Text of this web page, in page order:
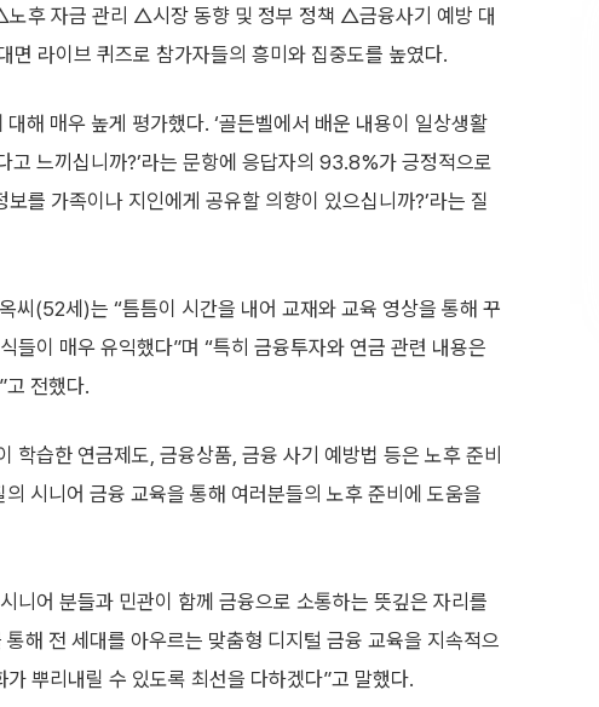
후 자금 관리 △시장 동향 및 정부 정책 △금융사기 예방 대
라이브 퀴즈로 참가자들의 흥미와 집중도를 높였다.
해 매우 높게 평가했다. ‘골든벨에서 배운 내용이 일상생활
고 느끼십니까?’라는 문항에 응답자의 93.8%가 긍정적으로
를 가족이나 지인에게 공유할 의향이 있으십니까?’라는 질
씨(52세)는 “틈틈이 시간을 내어 교재와 교육 영상을 통해 꾸
들이 매우 유익했다”며 “특히 금융투자와 연금 관련 내용은
고 전했다.
습한 연금제도, 금융상품, 금융 사기 예방법 등은 노후 준비
시니어 금융 교육을 통해 여러분들의 노후 준비에 도움을
니어 분들과 민관이 함께 금융으로 소통하는 뜻깊은 자리를
해 전 세대를 아우르는 맞춤형 디지털 금융 교육을 지속적으
뿌리내릴 수 있도록 최선을 다하겠다”고 말했다.